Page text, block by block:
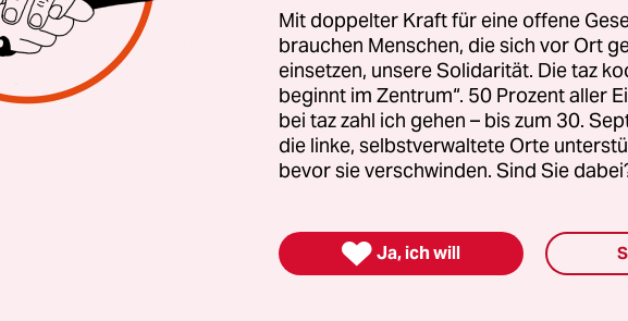
Mahlzeit zu versorgen.
„Die großen Hilfsorganisationen vor Ort sind völlig
Johanna Jung. „Und die AktivistInnen, die teilweise seit
Wochen da sind, können auch nicht mehr.“
Mit doppelter Kraft für eine offene
brauchen Menschen, die sich vor Ort
einsetzen, unsere Solidarität. Die taz
beginnt im Zentrum“. 50 Prozent aller
bei taz zahl ich gehen – bis zum 30.
die linke, selbstverwaltete Orte
bevor sie verschwinden. Sind Sie
 Ja, ich will